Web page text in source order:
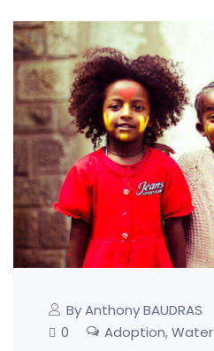
By Anthony BAUDRAS
0 Adoption, Water